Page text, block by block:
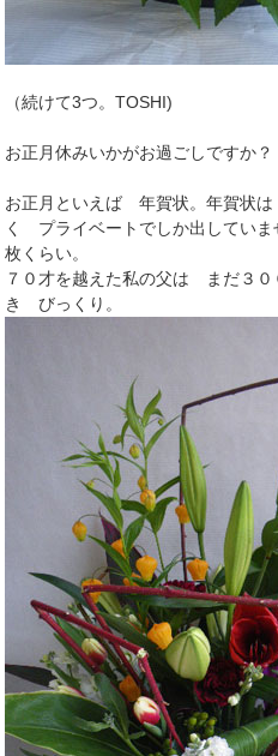
（続けて3つ。TOSHI)
お正月休みいかがお過ごしですか？
お正月といえば 年賀状。年賀状
く プライベートでしか出してい
枚くらい。
７０才を越えた私の父は まだ３
き びっくり。